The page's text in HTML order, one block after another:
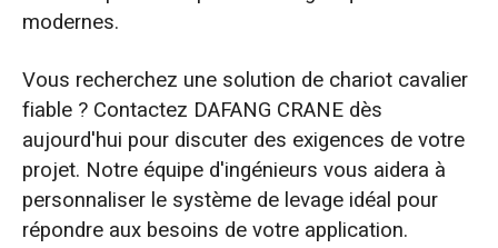
modernes.
Vous recherchez une solution de chariot cavalier
fiable ? Contactez DAFANG CRANE dès
aujourd'hui pour discuter des exigences de votre
projet. Notre équipe d'ingénieurs vous aidera à
personnaliser le système de levage idéal pour
répondre aux besoins de votre application.